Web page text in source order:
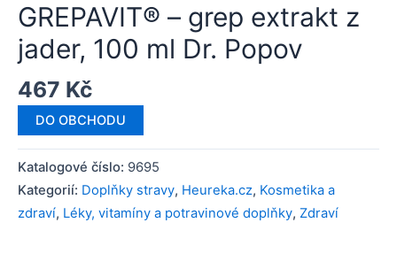
GREPAVIT® – grep extrakt z
jader, 100 ml Dr. Popov
467 Kč
DO OBCHODU
Katalogové číslo: 9695
Kategorií: Doplňky stravy, Heureka.cz, Kosmetika a
zdraví, Léky, vitamíny a potravinové doplňky, Zdraví